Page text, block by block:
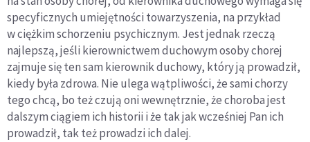
specyficznych umiejętności towarzyszenia, na przykład
w ciężkim schorzeniu psychicznym. Jest jednak rzeczą
najlepszą, jeśli kierownictwem duchowym osoby chorej
zajmuje się ten sam kierownik duchowy, który ją prowadził,
kiedy była zdrowa. Nie ulega wątpliwości, że sami chorzy
tego chcą, bo też czują oni wewnętrznie, że choroba jest
dalszym ciągiem ich historii i że tak jak wcześniej Pan ich
prowadził, tak też prowadzi ich dalej.